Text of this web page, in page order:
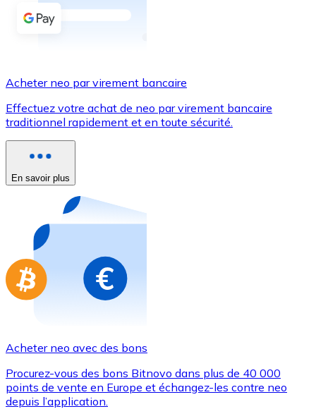
Virement SEPA
Utilisez les cartes Visa et Mastercard pour acheter
Acheter avec carte
Nouveau
Achetez des cartes-cadeaux de vos marques
Aller à la boutique de cartes-cadeaux
Acheter neo par virement bancaire
Effectuez votre achat de neo par virement bancaire
traditionnel rapidement et en toute sécurité.
En savoir plus
Acheter neo avec des bons
Procurez-vous des bons Bitnovo dans plus de 40 000
points de vente en Europe et échangez-les contre neo
depuis l’application.